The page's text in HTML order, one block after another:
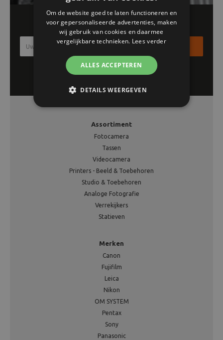
Schrijf je in voor onze nieuwsbrief!!
Assortiment
Fotocamera
Tassen
Videocamera
Printers - Beeld & Toebehoren
Studio & Toebehoren
Analoge Fotografie
Verrekijkers
Statieven
Merken
Canon
Fujifilm
Leica
Nikon
OM SYSTEM
Pentax
Sony
Panasonic
Om de website goed te laten functioneren en
voor gepersonaliseerde advertenties, maken
wij gebruik van cookies en daarmee
vergelijkbare technieken. Lees verder
ALLES ACCEPTEREN
DETAILS WEERGEVEN